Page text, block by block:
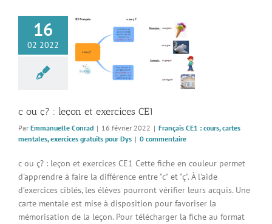
16
02 2022
et exercices
CE1
: cours, cartes
exercices gratuits
c ou ç? : leçon et exercices CE1
Par Emmanuelle Conrad | 16 février 2022 | Français CE1 : cours, cartes
mentales, exercices gratuits pour Dys | 0 commentaire
c ou ç? : leçon et exercices CE1 Cette fiche en couleur permet
d'apprendre à faire la différence entre "c" et "ç". À l’aide
d’exercices ciblés, les élèves pourront vérifier leurs acquis. Une
carte mentale est mise à disposition pour favoriser la
mémorisation de la leçon. Pour télécharger la fiche au format